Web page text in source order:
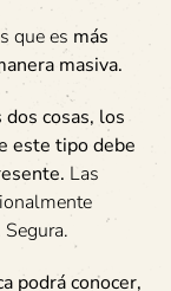
que es más
masiva.
cosas, los
este tipo debe
Las
podrá conocer,